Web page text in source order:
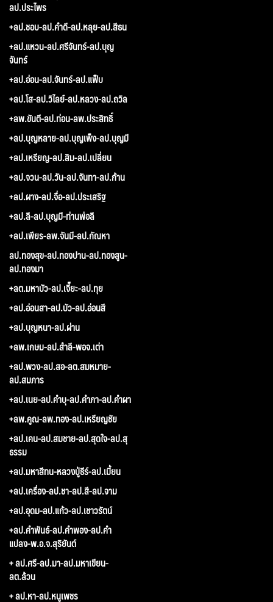
ลป.ประไพร
+ลป.ชอบ-ลป.คำดี-ลป.หลุย-ลป.สีธน
+ลป.แหวน-ลป.ศรีจันทร์-ลป.บุญ
จันทร์
+ลป.อ่อน-ลป.จันทร์-ลป.แฟ็บ
+ลป.โส-ลป.วิไลย์-ลป.หลวง-ลป.ถวิล
+ลพ.ขันตี-ลป.ท่อน-ลพ.ประสิทธิ์
+ลป.บุญหลาย-ลป.บุญเพ็ง-ลป.บุญมี
+ลป.เหรียญ-ลป.สิม-ลป.เปลี่ยน
+ลป.จวน-ลป.วัน-ลป.จันทา-ลป.ก้าน
+ลป.ผาง-ลป.จื่อ-ลป.ประเสริฐ
+ลป.ลี-ลป.บุญมี-ท่านพ่อลี
+ลป.เพียร-ลพ.จันมี-ลป.กัณหา
ลป.ทองสุข-ลป.ทองปาน-ลป.ทองสูน-
ลป.ทองมา
+ลต.มหาบัว-ลป.เจี๊ยะ-ลป.ทุย
+ลป.อ่อนสา-ลป.บัว-ลป.อ่อนสี
+ลป.บุญหนา-ลป.ผ่าน
+ลพ.เกษม-ลป.สำลี-พอจ.เต่า
+ลป.พวง-ลป.สอ-ลต.สมหมาย-
ลป.สมภาร
+ลป.เนย-ลป.คำบุ-ลป.คำภา-ลป.คำผา
+ลพ.คูณ-ลพ.ทอง-ลป.เหรียญชัย
+ลป.เคน-ลป.สมชาย-ลป.สุดใจ-ลป.สุ
ธรรม
+ลป.มหาสีทน-หลวงปู่ธีร์-ลป.เมี้ยน
+ลป.เครื่อง-ลป.ชา-ลป.สี-ลป.จาม
+ลป.อุดม-ลป.แก้ว-ลป.เชาวรัตน์
+ลป.คำพันธ์-ลป.คำพอง-ลป.คำ
แปลง-พ.อ.จ.สุริยันต์
+ ลป.ศรี-ลป.มา-ลป.มหาเขียน-
ลต.ล้วน
+ ลป.หา-ลป.หนูเพชร